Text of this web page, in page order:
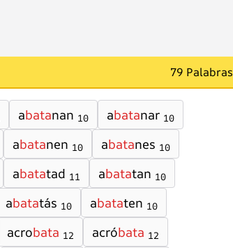
79 Palabras
abatanan 10 abatanar 10
abatanen 10 abatanes 10
abatatad 11 abatatan 10
abatatás 10 abataten 10
acrobata 12 acróbata 12